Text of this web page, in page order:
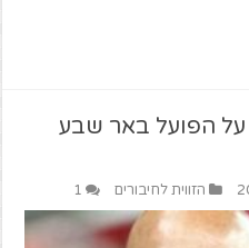
על הפועל באר שבע
הזווית לחיבורים 1